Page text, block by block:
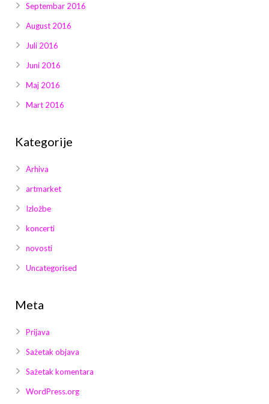
Septembar 2016
August 2016
Juli 2016
Juni 2016
Maj 2016
Mart 2016
Kategorije
Arhiva
artmarket
Izložbe
koncerti
novosti
Uncategorised
Meta
Prijava
Sažetak objava
Sažetak komentara
WordPress.org